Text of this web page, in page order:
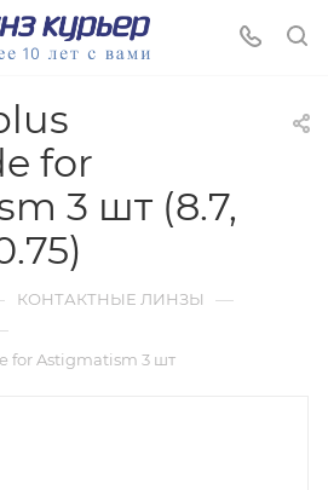
for
3 шт (8.7,
КОНТАКТНЫЕ ЛИНЗЫ —
for Astigmatism 3 шт